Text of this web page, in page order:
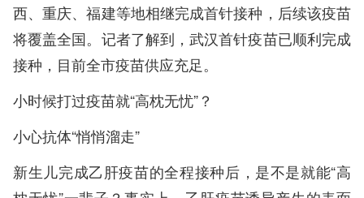
西、重庆、福建等地相继完成首针接种，后续该疫苗
将覆盖全国。记者了解到，武汉首针疫苗已顺利完成
接种，目前全市疫苗供应充足。
小时候打过疫苗就“高枕无忧”？
小心抗体“悄悄溜走”
新生儿完成乙肝疫苗的全程接种后，是不是就能“高